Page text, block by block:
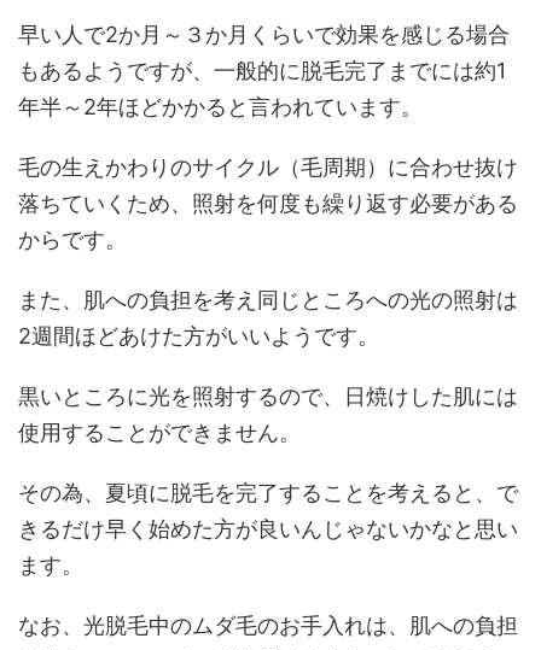
早い人で2か月～３か月くらいで効果を感じる場合
もあるようですが、一般的に脱毛完了までには約1
年半～2年ほどかかると言われています。
毛の生えかわりのサイクル（毛周期）に合わせ抜け
落ちていくため、照射を何度も繰り返す必要がある
からです。
また、肌への負担を考え同じところへの光の照射は
2週間ほどあけた方がいいようです。
黒いところに光を照射するので、日焼けした肌には
使用することができません。
その為、夏頃に脱毛を完了することを考えると、で
きるだけ早く始めた方が良いんじゃないかなと思い
ます。
なお、光脱毛中のムダ毛のお手入れは、肌への負担